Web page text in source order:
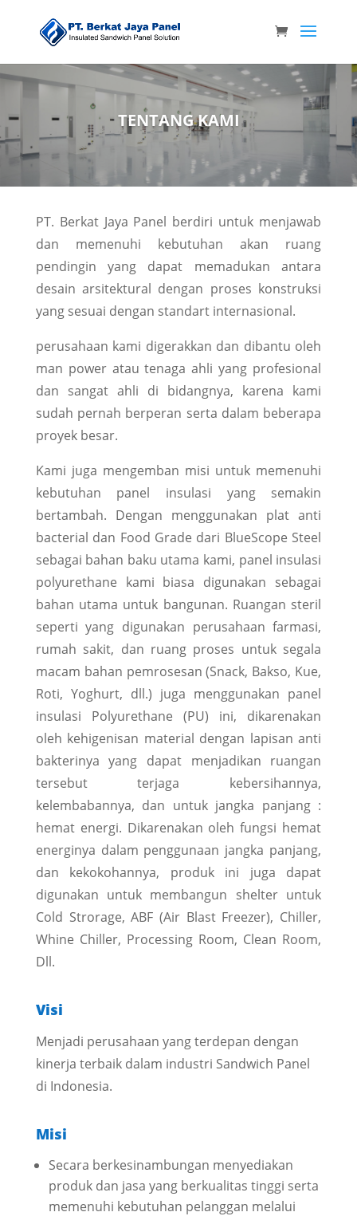
TENTANG KAMI
PT. Berkat Jaya Panel berdiri untuk menjawab
dan memenuhi kebutuhan akan ruang
pendingin yang dapat memadukan antara
desain arsitektural dengan proses konstruksi
yang sesuai dengan standart internasional.
perusahaan kami digerakkan dan dibantu oleh
man power atau tenaga ahli yang profesional
dan sangat ahli di bidangnya, karena kami
sudah pernah berperan serta dalam beberapa
proyek besar.
Kami juga mengemban misi untuk memenuhi
kebutuhan panel insulasi yang semakin
bertambah. Dengan menggunakan plat anti
bacterial dan Food Grade dari BlueScope Steel
sebagai bahan baku utama kami, panel insulasi
polyurethane kami biasa digunakan sebagai
bahan utama untuk bangunan. Ruangan steril
seperti yang digunakan perusahaan farmasi,
rumah sakit, dan ruang proses untuk segala
macam bahan pemrosesan (Snack, Bakso, Kue,
Roti, Yoghurt, dll.) juga menggunakan panel
insulasi Polyurethane (PU) ini, dikarenakan
oleh kehigenisan material dengan lapisan anti
bakterinya yang dapat menjadikan ruangan
tersebut terjaga kebersihannya,
kelembabannya, dan untuk jangka panjang :
hemat energi. Dikarenakan oleh fungsi hemat
energinya dalam penggunaan jangka panjang,
dan kekokohannya, produk ini juga dapat
digunakan untuk membangun shelter untuk
Cold Strorage, ABF (Air Blast Freezer), Chiller,
Whine Chiller, Processing Room, Clean Room,
Dll.
Visi
Menjadi perusahaan yang terdepan dengan
kinerja terbaik dalam industri Sandwich Panel
di Indonesia.
Misi
Secara berkesinambungan menyediakan
produk dan jasa yang berkualitas tinggi serta
memenuhi kebutuhan pelanggan melalui